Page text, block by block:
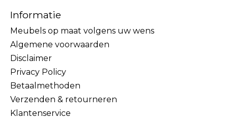
Informatie
Meubels op maat volgens uw wens
Algemene voorwaarden
Disclaimer
Privacy Policy
Betaalmethoden
Verzenden & retourneren
Klantenservice